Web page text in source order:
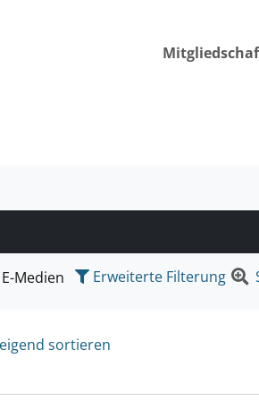
suchen wollen.
E-Medien Erweiterte Filterung
sortieren